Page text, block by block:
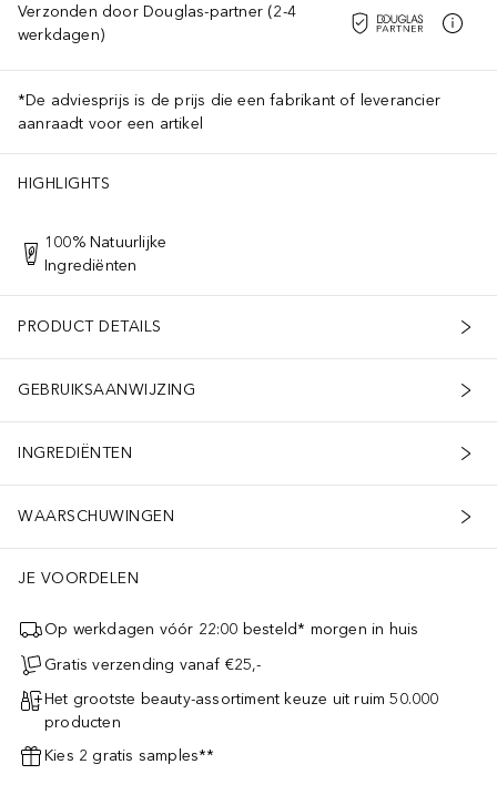
Verzonden door Douglas-partner (2-4
werkdagen)
*De adviesprijs is de prijs die een fabrikant of leverancier
aanraadt voor een artikel
HIGHLIGHTS
100% Natuurlijke
Ingrediënten
PRODUCT DETAILS
GEBRUIKSAANWIJZING
INGREDIËNTEN
WAARSCHUWINGEN
JE VOORDELEN
Op werkdagen vóór 22:00 besteld* morgen in huis
Gratis verzending vanaf €25,-
Het grootste beauty-assortiment keuze uit ruim 50.000
producten
Kies 2 gratis samples**